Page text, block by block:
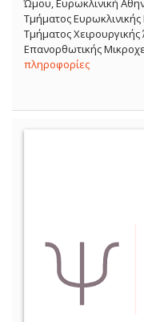
Ώμου, Ευρωκλινική
Τμήματος
Τμήματος
Επανορθωτικής
πληροφορίες